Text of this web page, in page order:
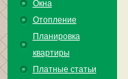
Окна
Отопление
Планировка
квартиры
Платные статьи